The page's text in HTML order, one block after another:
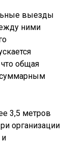
выезды
ними
общая
суммарным
3,5 метров
организации